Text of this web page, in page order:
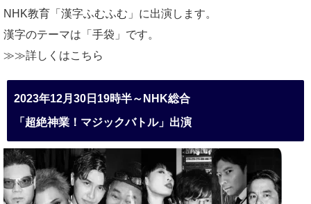
NHK教育「漢字ふむふむ」に出演します。
漢字のテーマは「手袋」です。
≫≫詳しくはこちら
2023年12月30日19時半～NHK総合
「超絶神業！マジックバトル」出演